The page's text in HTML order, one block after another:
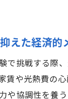
えた経済的
で挑戦する際
賃や光熱費の
や協調性を養